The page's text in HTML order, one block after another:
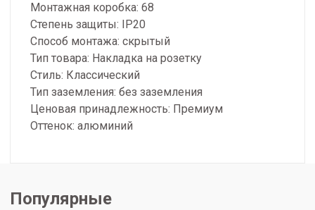
Монтажная коробка: 68
Степень защиты: IP20
Способ монтажа: скрытый
Тип товара: Накладка на розетку
Стиль: Классический
Тип заземления: без заземления
Ценовая принадлежность: Премиум
Оттенок: алюминий
Популярные